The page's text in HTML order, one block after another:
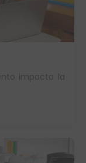
impacta la